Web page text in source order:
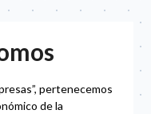
pertenecemos
de la